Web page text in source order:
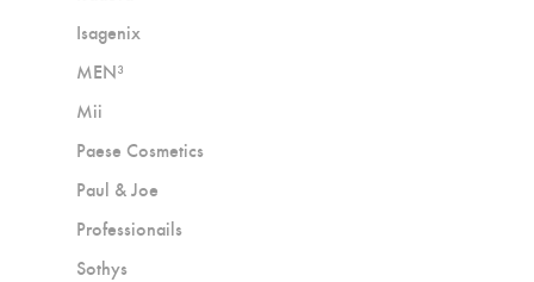
Isagenix
MEN³
Mii
Paese Cosmetics
Paul & Joe
Professionails
Sothys